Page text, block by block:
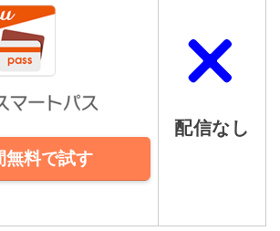
無料で試す
配信なし